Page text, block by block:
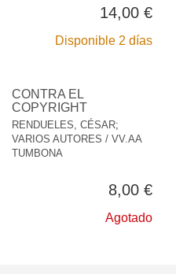
14,00 €
Disponible 2 días
CONTRA EL
COPYRIGHT
RENDUELES, CÉSAR;
VARIOS AUTORES / VV.AA
TUMBONA
8,00 €
Agotado